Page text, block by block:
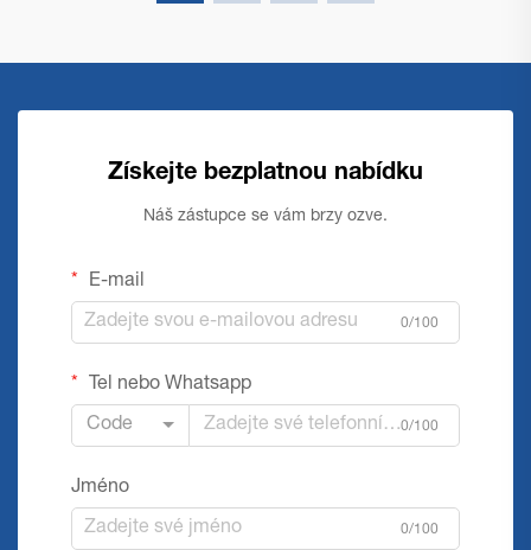
Získejte bezplatnou nabídku
Náš zástupce se vám brzy ozve.
E-mail
0/100
Tel nebo Whatsapp
Code 0/100
Jméno
0/100